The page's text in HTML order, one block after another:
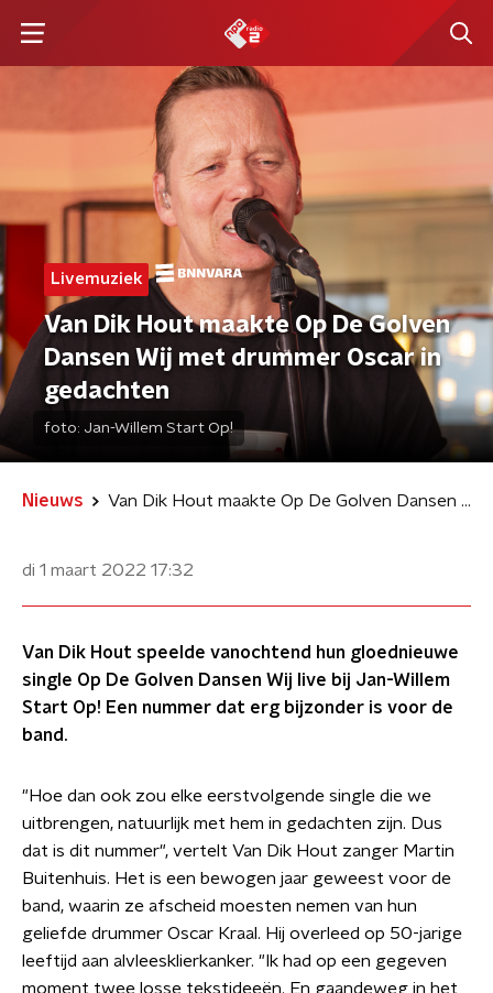
Livemuziek
Van Dik Hout maakte Op De Golven
Dansen Wij met drummer Oscar in
gedachten
foto: Jan-Willem Start Op!
Nieuws Van Dik Hout maakte Op De Golven Dansen Wij met drummer Oscar in gedachten
di 1 maart 2022 17:32
Van Dik Hout speelde vanochtend hun gloednieuwe
single Op De Golven Dansen Wij live bij Jan-Willem
Start Op! Een nummer dat erg bijzonder is voor de
band.
"Hoe dan ook zou elke eerstvolgende single die we
uitbrengen, natuurlijk met hem in gedachten zijn. Dus
dat is dit nummer", vertelt Van Dik Hout zanger Martin
Buitenhuis. Het is een bewogen jaar geweest voor de
band, waarin ze afscheid moesten nemen van hun
geliefde drummer Oscar Kraal. Hij overleed op 50-jarige
leeftijd aan alvleesklierkanker. "Ik had op een gegeven
moment twee losse tekstideeën. En gaandeweg in het